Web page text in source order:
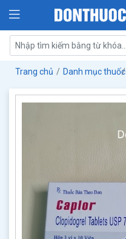
Trang chủ Danh mục thuốc